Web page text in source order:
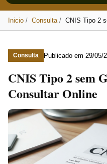
Inicio Consulta CNIS Tipo 2
Consulta Publicado em 29/05/
CNIS Tipo 2 sem
Consultar Online